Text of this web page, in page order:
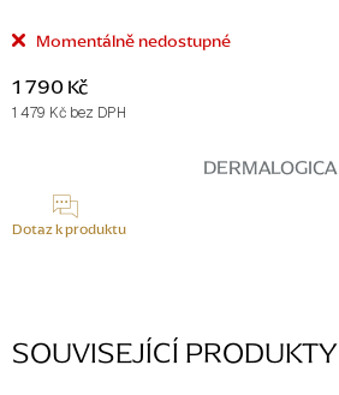
Momentálně nedostupné
1 790 Kč
1 479 Kč bez DPH
DERMALOGICA
Dotaz k produktu
SOUVISEJÍCÍ PRODUKTY